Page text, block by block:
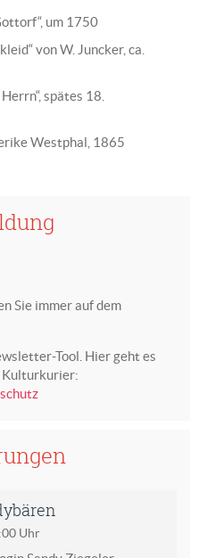
um 1750
von W. Juncker, ca.
spätes 18.
Westphal, 1865
Sie immer auf dem
Tool. Hier geht es
Kulturkurier:
Uhr